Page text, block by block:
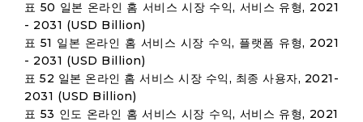
표 50 일본 온라인 홈 서비스 시장 수익, 서비스 유형, 2021
- 2031 (USD Billion)
표 51 일본 온라인 홈 서비스 시장 수익, 플랫폼 유형, 2021
- 2031 (USD Billion)
표 52 일본 온라인 홈 서비스 시장 수익, 최종 사용자, 2021-
2031 (USD Billion)
표 53 인도 온라인 홈 서비스 시장 수익, 서비스 유형, 2021